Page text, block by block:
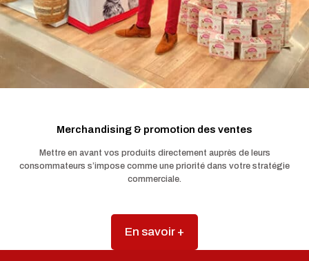
Merchandising & promotion des ventes
Mettre en avant vos produits directement auprès de leurs
consommateurs s’impose comme une priorité dans votre stratégie
commerciale.
En savoir +